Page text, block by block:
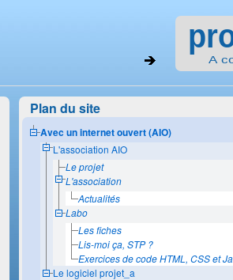
Plan du site
Avec un internet ouvert (AIO)
L'association AIO
Le projet
L'association
Actualités
Labo
Les fiches
Lis-moi ça, STP ?
Exercices de code HTML, CSS et
Le logiciel projet_a